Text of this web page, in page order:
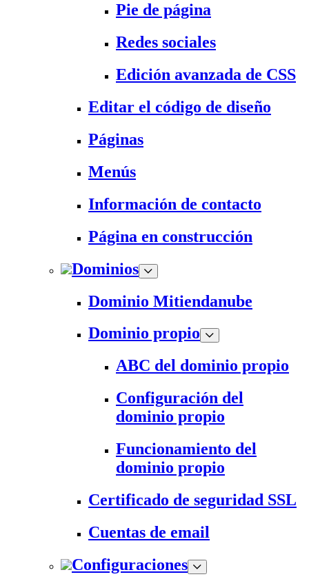
Pie de página
Redes sociales
Edición avanzada de CSS
Editar el código de diseño
Páginas
Menús
Información de contacto
Página en construcción
Dominios
Dominio Mitiendanube
Dominio propio
ABC del dominio propio
Configuración del
dominio propio
Funcionamiento del
dominio propio
Certificado de seguridad SSL
Cuentas de email
Configuraciones